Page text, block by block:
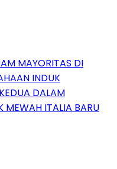
MAYORITAS DI
INDUK
DALAM
MEWAH ITALIA BARU